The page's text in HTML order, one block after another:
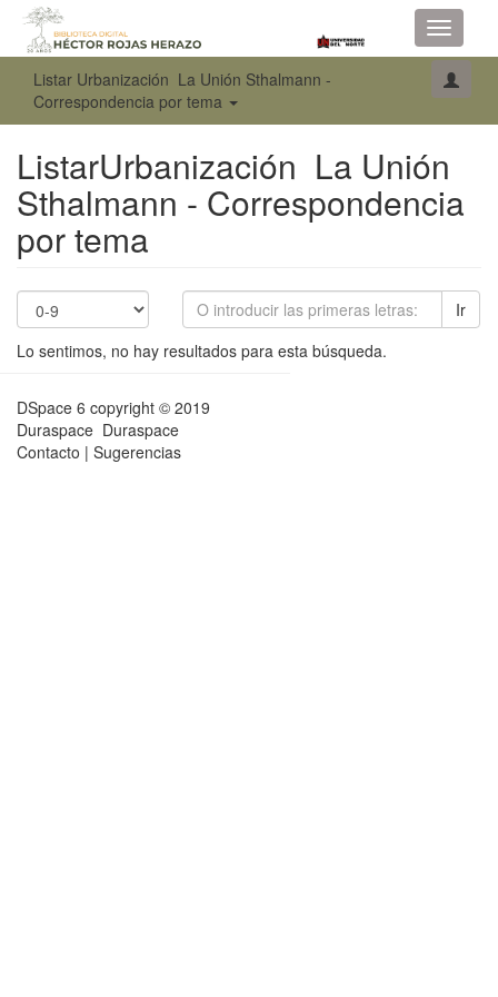
Toggle
Listar Urbanización La Unión Sthalmann -
Correspondencia por tema
ListarUrbanización La Unión
Sthalmann - Correspondencia
por tema
Ir
Lo sentimos, no hay resultados para esta búsqueda.
DSpace 6 copyright © 2019
Duraspace Duraspace
Contacto | Sugerencias